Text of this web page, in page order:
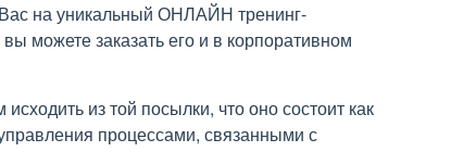
Вас на уникальный ОНЛАЙН тренинг-
можете заказать его и в корпоративном
из той посылки, что оно состоит как
процессами, связанными с